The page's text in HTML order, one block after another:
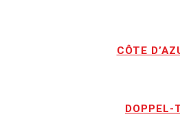
CÔTE
DOPPEL-